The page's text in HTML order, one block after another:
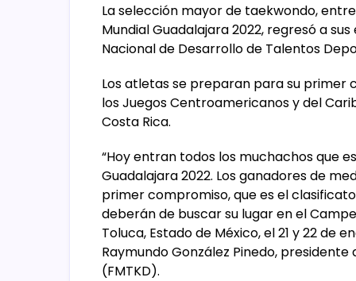
La selección mayor de taekwondo,
Mundial Guadalajara 2022, regresó a
Nacional de Desarrollo de Talentos
Los atletas se preparan para su primer
los Juegos Centroamericanos y del
Costa Rica.
“Hoy entran todos los muchachos que
Guadalajara 2022. Los ganadores de
primer compromiso, que es el
deberán de buscar su lugar en el
Toluca, Estado de México, el 21 y 22 de
Raymundo González Pinedo,
(FMTKD).